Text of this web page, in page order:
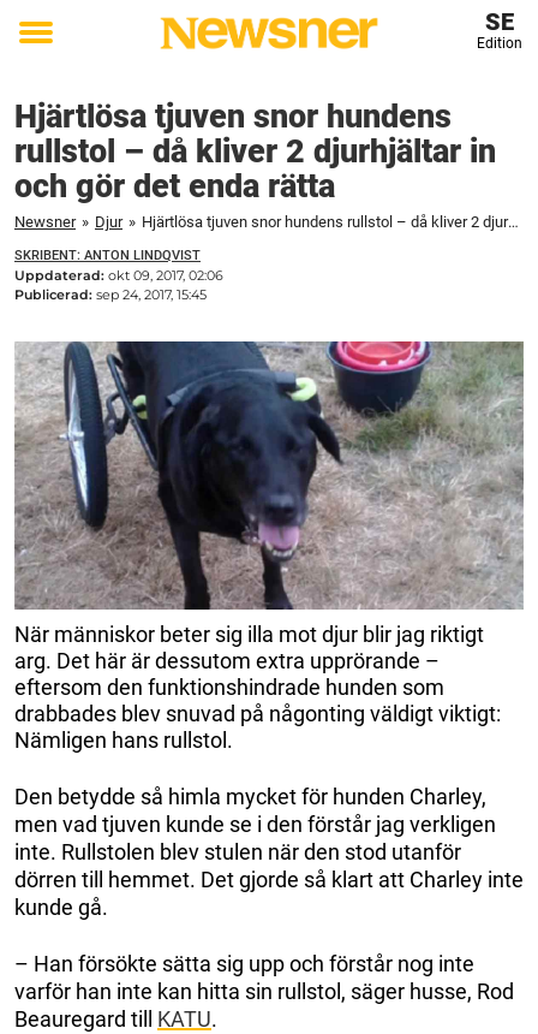
Toggle
SE
Edition
Hjärtlösa tjuven snor hundens
rullstol – då kliver 2 djurhjältar in
och gör det enda rätta
Newsner » Djur » Hjärtlösa tjuven snor hundens rullstol – då kliver 2 djurhjältar in och gör det enda rätta
SKRIBENT: ANTON LINDQVIST
Uppdaterad: okt 09, 2017, 02:06
Publicerad: sep 24, 2017, 15:45
När människor beter sig illa mot djur blir jag riktigt
arg. Det här är dessutom extra upprörande –
eftersom den funktionshindrade hunden som
drabbades blev snuvad på någonting väldigt viktigt:
Nämligen hans rullstol.
Den betydde så himla mycket för hunden Charley,
men vad tjuven kunde se i den förstår jag verkligen
inte. Rullstolen blev stulen när den stod utanför
dörren till hemmet. Det gjorde så klart att Charley inte
kunde gå.
– Han försökte sätta sig upp och förstår nog inte
varför han inte kan hitta sin rullstol, säger husse, Rod
Beauregard till KATU.